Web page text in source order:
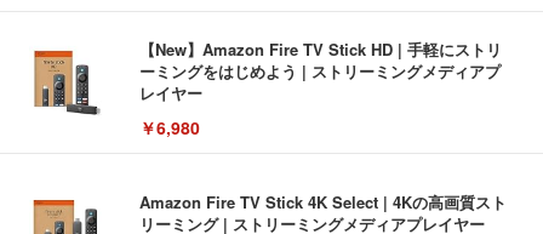
【New】Amazon Fire TV Stick HD | 手軽にストリ
ーミングをはじめよう | ストリーミングメディアプ
レイヤー
￥6,980
Amazon Fire TV Stick 4K Select | 4Kの高画質スト
リーミング | ストリーミングメディアプレイヤー